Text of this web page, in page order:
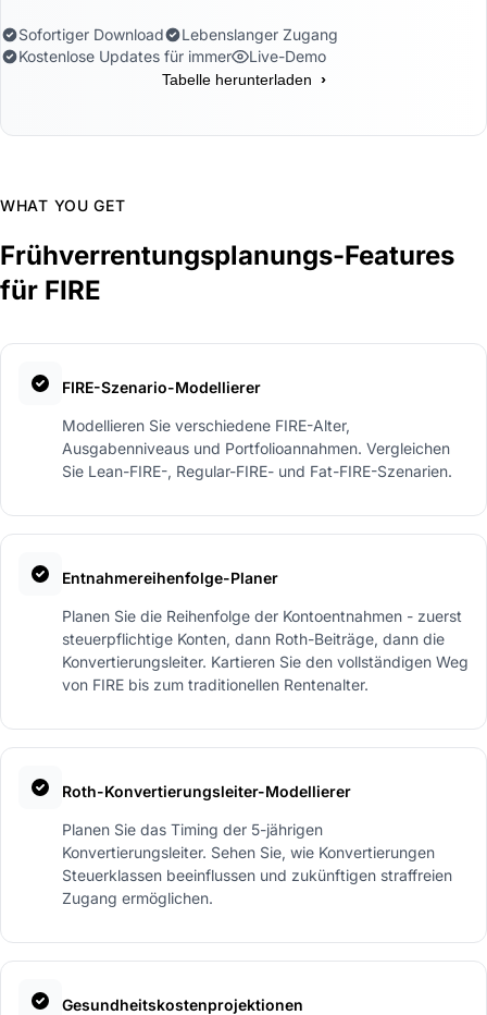
Sofortiger Download
Lebenslanger Zugang
Kostenlose Updates für immer
Live-Demo
Tabelle herunterladen ›
WHAT YOU GET
Frühverrentungsplanungs-Features
für FIRE
FIRE-Szenario-Modellierer
Modellieren Sie verschiedene FIRE-Alter,
Ausgabenniveaus und Portfolioannahmen. Vergleichen
Sie Lean-FIRE-, Regular-FIRE- und Fat-FIRE-Szenarien.
Entnahmereihenfolge-Planer
Planen Sie die Reihenfolge der Kontoentnahmen - zuerst
steuerpflichtige Konten, dann Roth-Beiträge, dann die
Konvertierungsleiter. Kartieren Sie den vollständigen Weg
von FIRE bis zum traditionellen Rentenalter.
Roth-Konvertierungsleiter-Modellierer
Planen Sie das Timing der 5-jährigen
Konvertierungsleiter. Sehen Sie, wie Konvertierungen
Steuerklassen beeinflussen und zukünftigen straffreien
Zugang ermöglichen.
Gesundheitskostenprojektionen